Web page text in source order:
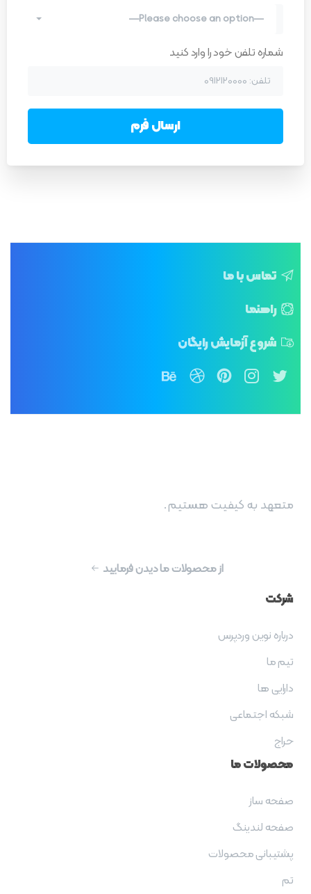
—Please choose an option—
شماره تلفن خود را وارد کنید
تماس با ما
راهنما
شروع آزمایش رایگان
متعهد به کیفیت هستیم.
از محصولات ما دیدن فرمایید
شرکت
درباره نوین وردپرس
تیم ما
دارایی ها
شبکه اجتماعی
حراج
محصولاتما
صفحه ساز
صفحه لندینگ
پشتیبانی محصولات
تم